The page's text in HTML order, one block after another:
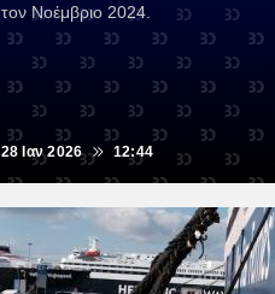
τον Νοέμβριο 2024.
28 Ιαν 2026 12:44